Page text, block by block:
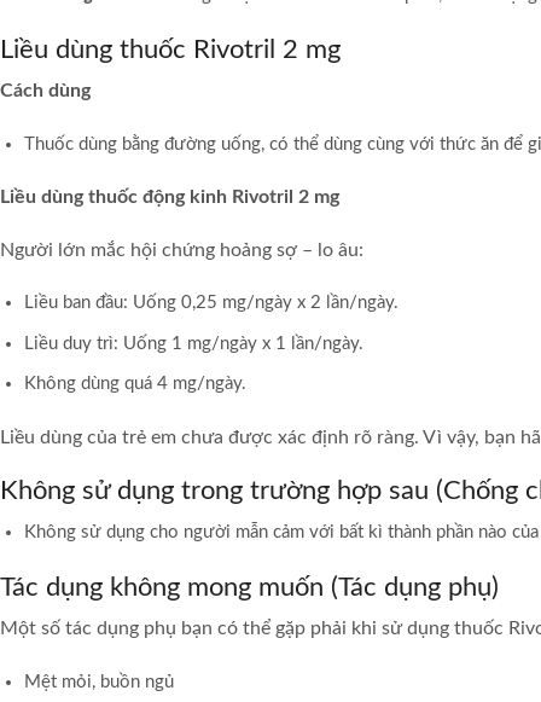
Liều dùng thuốc Rivotril 2 mg
Cách dùng
Thuốc dùng bằng đường uống, có thể dùng cùng với thức ăn để
Liều dùng thuốc động kinh Rivotril 2 mg
Người lớn mắc hội chứng hoảng sợ – lo âu:
Liều ban đầu: Uống 0,25 mg/ngày x 2 lần/ngày.
Liều duy trì: Uống 1 mg/ngày x 1 lần/ngày.
Không dùng quá 4 mg/ngày.
Liều dùng của trẻ em chưa được xác định rõ ràng. Vì vậy, bạn
Không sử dụng trong trường hợp sau (Chống
Không sử dụng cho người mẫn cảm với bất kì thành phần nào
Tác dụng không mong muốn (Tác dụng phụ)
Một số tác dụng phụ bạn có thể gặp phải khi sử dụng thuốc
Mệt mỏi, buồn ngủ